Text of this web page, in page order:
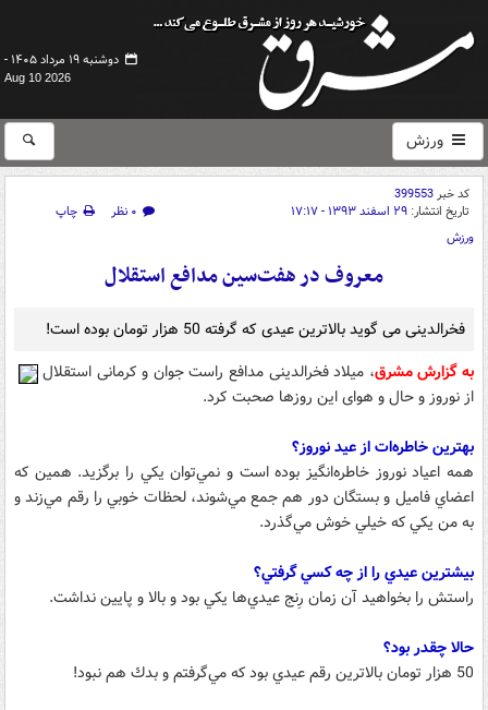
دوشنبه ۱۹ مرداد ۱۴۰۵ -
Aug 10 2026
ورزش
کد خبر399553
تاریخ انتشار: ۲۹ اسفند ۱۳۹۳ - ۱۷:۱۷ ۰ نظر
چاپ
ورزش
معروف در هفت‌سین مدافع استقلال
فخرالدینی می گوید بالاترین عیدی که گرفته 50 هزار تومان بوده است!
به گزارش مشرق، میلاد فخرالدینی مدافع راست جوان و کرمانی استقلال
از نوروز و حال و هوای این روزها صحبت کرد.
بهترين خاطره‌ات از عيد نوروز؟
همه اعياد نوروز خاطره‌انگيز بوده است و نمي‌توان يكي را برگزيد. همين كه
اعضاي فاميل و بستگان دور هم جمع مي‌شوند، لحظات خوبي را رقم مي‌زند و
به من يكي كه خيلي خوش مي‌گذرد.
بيشترين عيدي را از چه كسي گرفتي؟
راستش را بخواهيد آن زمان رِنج عيدي‌ها يكي بود و بالا و پايين نداشت.
حالا چقدر بود؟
50 هزار تومان بالاترين رقم عيدي بود كه مي‌گرفتم و بدك هم نبود!